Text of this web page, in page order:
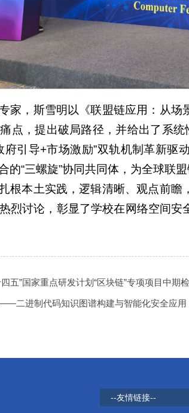
家，斯雪明以《联盟链应用：从场
点，提出破局路径，并给出了系
府引导+市场激励”双轨机制革新
的“三螺旋”协同共同体，为全球联
根本土实践，逻辑清晰、观点前
烈讨论，彰显了学校在网络空间
五”国家重点研发计划“区块链”专项项目中期
二进制代码知识图谱构建与智能化安全应用
--友情链接--